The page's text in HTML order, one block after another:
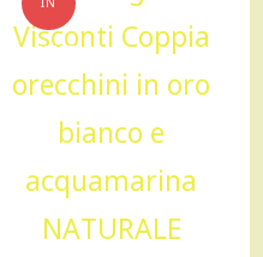
OFFERTA!